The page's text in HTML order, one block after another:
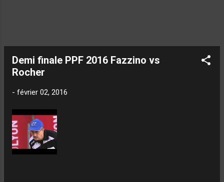
Demi finale PPF 2016 Fazzino vs
Rocher
- février 02, 2016